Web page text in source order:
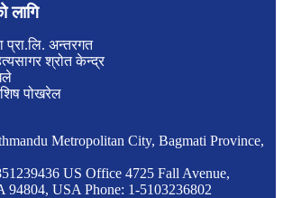
लागि
प्रा.लि. अन्तरगत
श्रोत केन्द्र
पोखरेल
Metropolitan City, Bagmati Province,
US Office 4725 Fall Avenue,
94804, USA Phone: 1-5103236802